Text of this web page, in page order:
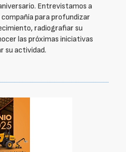
Entrevistamos a
compañía para profundizar
radiografiar su
las próximas iniciativas
su actividad.